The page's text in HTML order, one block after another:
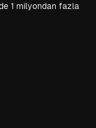
1 milyondan fazla